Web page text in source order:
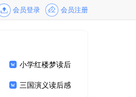
会员登录 会员注册
小学红楼梦读后
感 三国演义读后感